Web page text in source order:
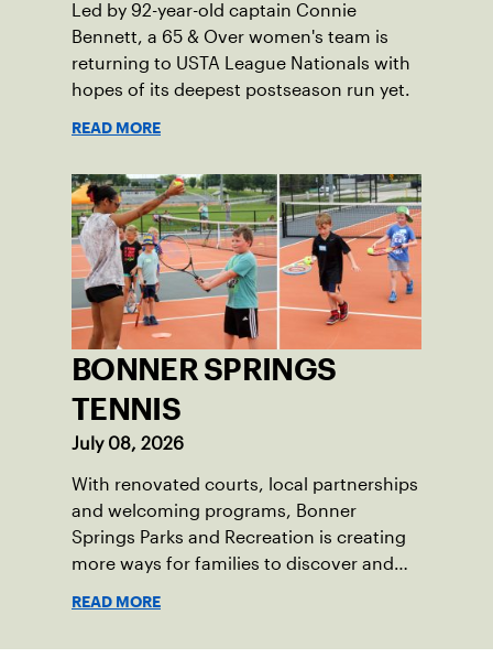
Led by 92-year-old captain Connie
Bennett, a 65 & Over women's team is
returning to USTA League Nationals with
hopes of its deepest postseason run yet.
READ MORE
BONNER SPRINGS
TENNIS
July 08, 2026
With renovated courts, local partnerships
and welcoming programs, Bonner
Springs Parks and Recreation is creating
more ways for families to discover and
READ MORE